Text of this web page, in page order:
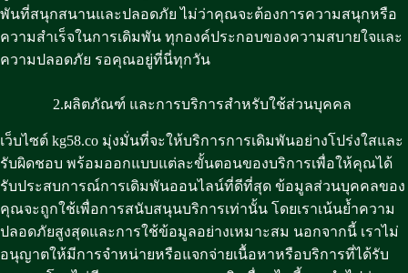
พันที่สนุกสนานและปลอดภัย ไม่ว่าคุณจะต้องการความสนุกหรือ
ความสำเร็จในการเดิมพัน ทุกองค์ประกอบของความสบายใจและ
ความปลอดภัย รอคุณอยู่ที่นี่ทุกวัน
2.ผลิตภัณฑ์ และการบริการสำหรับใช้ส่วนบุคคล
เว็บไซต์ kg58.co มุ่งมั่นที่จะให้บริการการเดิมพันอย่างโปร่งใสและ
รับผิดชอบ พร้อมออกแบบแต่ละขั้นตอนของบริการเพื่อให้คุณได้
รับประสบการณ์การเดิมพันออนไลน์ที่ดีที่สุด ข้อมูลส่วนบุคคลของ
คุณจะถูกใช้เพื่อการสนับสนุนบริการเท่านั้น โดยเราเน้นย้ำความ
ปลอดภัยสูงสุดและการใช้ข้อมูลอย่างเหมาะสม นอกจากนี้ เราไม่
อนุญาตให้มีการจำหน่ายหรือแจกจ่ายเนื้อหาหรือบริการที่ได้รับ